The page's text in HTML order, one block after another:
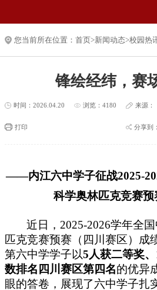
您当前所在位置： 首页>新闻动态>校园热
锋绘经纬，赛
时间：2026.04.20 浏览：4180 来源：
打印 分享到：
——内江六中学子征战2025-
科学奥林匹克竞赛
近日，2025-2026学年全
匹克竞赛预赛（四川赛区）成
第六中学学子以5人获二等奖、
数排名四川赛区第四名的优异
眼的答卷，展现了六中学子扎